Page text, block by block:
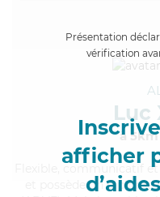
Présentation
vérification
afficher
Luc
à 5km
, communicatif et
et possède un diplôme